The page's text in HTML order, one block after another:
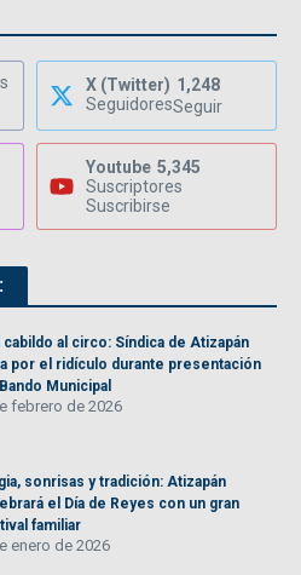
X (Twitter) 1,248
SeguidoresSeguir
Youtube 5,345
Suscriptores
Suscribirse
cabildo al circo: Síndica de Atizapán
por el ridículo durante presentación
Municipal
febrero de 2026
sonrisas y tradición: Atizapán
el Día de Reyes con un gran
familiar
enero de 2026